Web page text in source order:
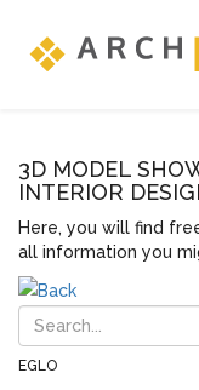
3D MODEL
INTERIOR
Here, you will find
all information you
EGLO